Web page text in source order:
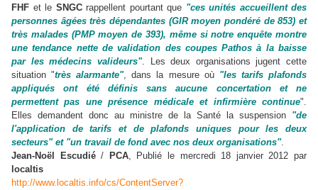
FHF et le SNGCrappellent pourtant que "ces unités accueillent des
personnes âgées très dépendantes (GIR moyen pondéré de 853) et
très malades (PMP moyen de 393), même si notre enquête montre
une tendance nette de validation des coupes Pathos à la baisse
par les médecins valideurs". Les deux organisations jugent cette
situation "très alarmante", dans la mesure où "les tarifs plafonds
appliqués ont été définis sans aucune concertation et ne
permettent pas une présence médicale et infirmière continue".
Elles demandent donc au ministre de la Santé la suspension "de
l'application de tarifs et de plafonds uniques pour les deux
secteurs" et "un travail de fond avec nos deux organisations".
Jean-Noël Escudié/ PCA, Publié le mercredi 18 janvier 2012 par
localtis
http://www.localtis.info/cs/ContentServer?